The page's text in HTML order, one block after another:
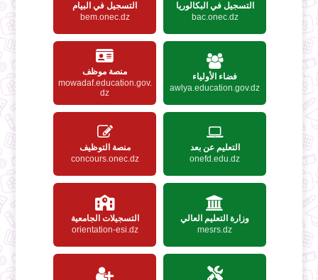
التسجيل في البكالوريا
bac.onec.dz
التسجيل في البيام
bem.onec.dz
فضاء الأولياء
awlya.education.gov.dz
منصة موظف
mowadaf.education.gov.
dz
التعليم عن بعد
onefd.edu.dz
منصة التوظيف
concours.onec.dz
وزارة التعليم العالي
mesrs.dz
التسجيلات الجامعية
orientation-esi.dz